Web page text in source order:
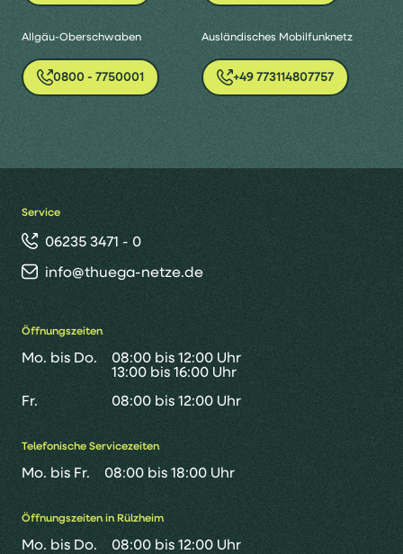
Allgäu-Oberschwaben
0800 - 7750001
Ausländisches Mobilfunknetz
+49 773114807757
Service
06235 3471 - 0
info@thuega-netze.de
Öffnungszeiten
Mo. bis Do.
08:00 bis 12:00 Uhr
13:00 bis 16:00 Uhr
Fr.
08:00 bis 12:00 Uhr
Telefonische Servicezeiten
Mo. bis Fr. 08:00 bis 18:00 Uhr
Öffnungszeiten in Rülzheim
Mo. bis Do. 08:00 bis 12:00 Uhr